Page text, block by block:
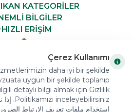
KATEGORİLER
BİLGİLER
HIZLI ERİŞİM
ALL RIGHTS RESERVED
Çerez Kullanımı
daha iyi bir şekilde
uygun bir şekilde toplanıp
detaylı bilgi almak için Gizlilik
Politikamızı inceleyebilirsiniz. إذا نقرت على
استخدام ملفات تعريف الارتباط